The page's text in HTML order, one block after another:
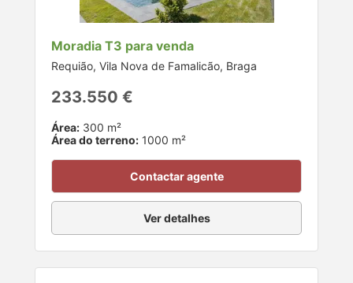
Moradia T3 para venda
Requião, Vila Nova de Famalicão, Braga
233.550 €
Área: 300 m²
Área do terreno: 1000 m²
Contactar agente
Ver detalhes